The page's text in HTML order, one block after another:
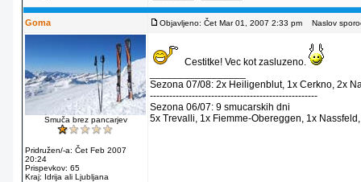
Goma Objavljeno: Čet Mar 01, 2007 2:33 pm Naslov
Smuča brez pancarjev
Pridružen/-a: Čet Feb 2007
20:24
Prispevkov: 65
Kraj: Idrija ali Ljubljana
Cestitke! Vec kot zasluzeno.
Sezona 07/08: 2x Heiligenblut, 1x Cerkno, 2x
----------------------------------------------------
Sezona 06/07: 9 smucarskih dni
5x Trevalli, 1x Fiemme-Obereggen, 1x